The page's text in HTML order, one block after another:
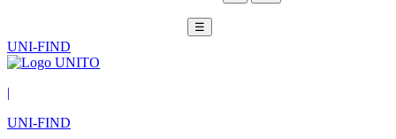
☰
UNI-FIND
|
UNI-FIND